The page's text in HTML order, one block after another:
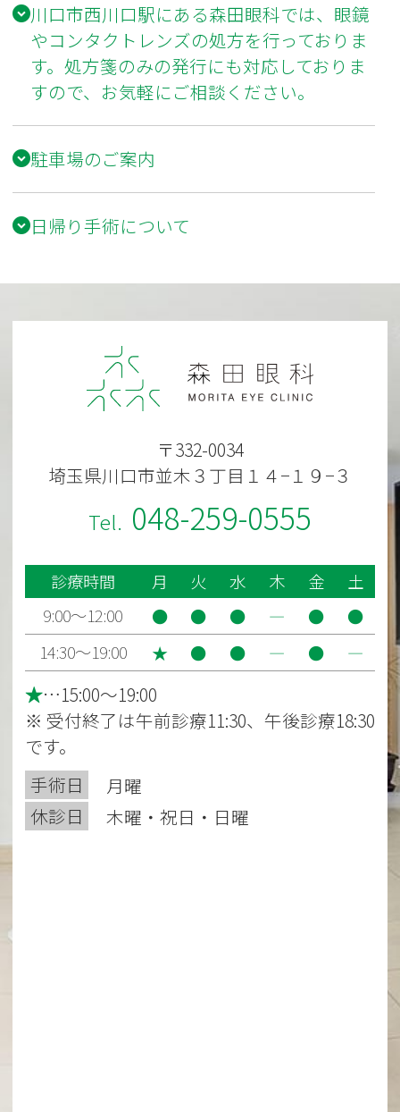
川口市西川口駅にある森田眼科では、眼鏡
やコンタクトレンズの処方を行っておりま
す。処方箋のみの発行にも対応しておりま
すので、お気軽にご相談ください。
駐車場のご案内
日帰り手術について
〒332-0034
埼玉県川口市並木３丁目１４−１９−３
048-259-0555
診療時間 月 火 水 木 金
土
9:00～12:00
● ● ● ― ●
●
14:30～19:00
★ ● ● ― ● ―
★…15:00～19:00
※ 受付終了は午前診療11:30、午後診療18:30
です。
手術日
月曜
休診日
木曜・祝日・日曜